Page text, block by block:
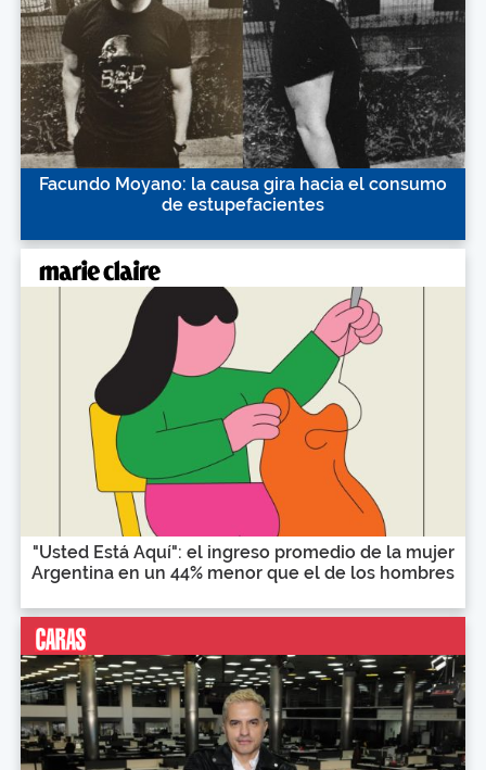
Facundo Moyano: la causa gira hacia el consumo
de estupefacientes
"Usted Está Aquí": el ingreso promedio de la mujer
Argentina en un 44% menor que el de los hombres